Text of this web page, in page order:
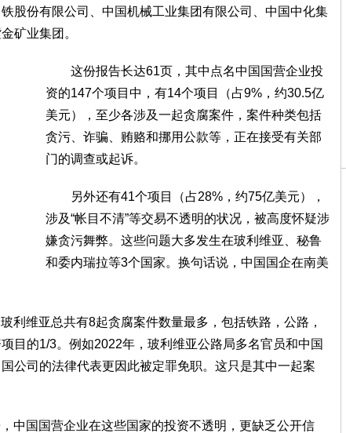
股份有限公司、中国机械工业集团有限公司、中国中化集
矿业集团。
这份报告长达61页，其中点名中国国营企业投
资的147个项目中，有14个项目（占9%，约30.5亿
美元），至少各涉及一起贪腐案件，案件种类包括
贪污、诈骗、贿赂和挪用公款等，正在接受有关部
门的调查或起诉。
另外还有41个项目（占28%，约75亿美元），
涉及“帐目不清”等交易不透明的状况，被高度怀疑涉
嫌贪污舞弊。这些问题大多发生在玻利维亚、秘鲁
和委内瑞拉等3个国家。换句话说，中国国企在南美
维亚总共有8起贪腐案件数量最多，包括铁路，公路，
目的1/3。例如2022年，玻利维亚公路局多名官员和中国
公司的法律代表更因此被定罪免职。这只是其中一起案
中国国营企业在这些国家的投资不透明，更缺乏公开信